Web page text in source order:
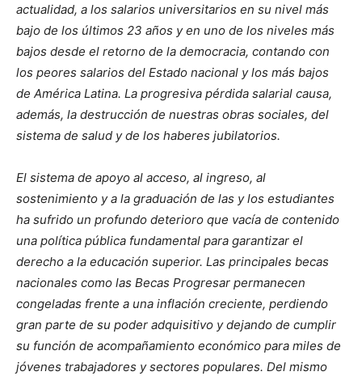
actualidad, a los salarios universitarios en su nivel más
bajo de los últimos 23 años y en uno de los niveles más
bajos desde el retorno de la democracia, contando con
los peores salarios del Estado nacional y los más bajos
de América Latina. La progresiva pérdida salarial causa,
además, la destrucción de nuestras obras sociales, del
sistema de salud y de los haberes jubilatorios.
El sistema de apoyo al acceso, al ingreso, al
sostenimiento y a la graduación de las y los estudiantes
ha sufrido un profundo deterioro que vacía de contenido
una política pública fundamental para garantizar el
derecho a la educación superior. Las principales becas
nacionales como las Becas Progresar permanecen
congeladas frente a una inflación creciente, perdiendo
gran parte de su poder adquisitivo y dejando de cumplir
su función de acompañamiento económico para miles de
jóvenes trabajadores y sectores populares. Del mismo